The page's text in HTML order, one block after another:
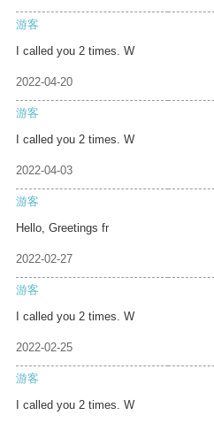
游客
I called you 2 times. W
2022-04-20
游客
I called you 2 times. W
2022-04-03
游客
Hello, Greetings fr
2022-02-27
游客
I called you 2 times. W
2022-02-25
游客
I called you 2 times. W